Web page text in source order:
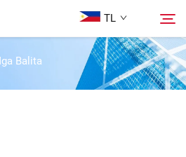
TL
Balita